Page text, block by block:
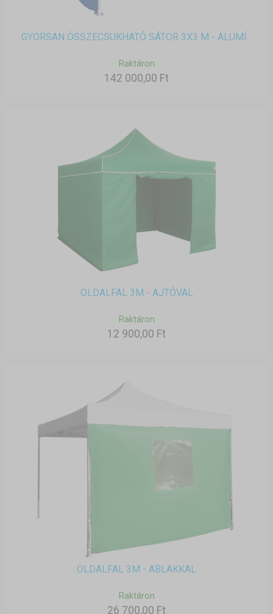
GYORSAN ÖSSZECSUKHATÓ SÁTOR 3X3 M - ALUMÍ...
Raktáron
142 000,00 Ft
OLDALFAL 3M - AJTÓVAL
Raktáron
12 900,00 Ft
OLDALFAL 3M - ABLAKKAL
Raktáron
26 700,00 Ft